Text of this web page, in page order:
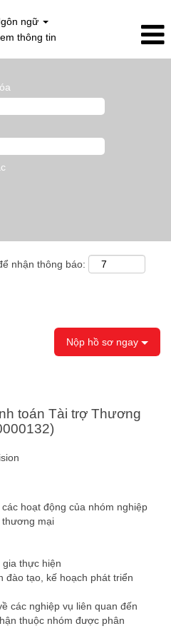
ngữ
thông tin
nhận thông báo:
Nộp hồ sơ ngay
toán Tài trợ Thương
hoạt động của nhóm nghiệp
thương mại
thực hiện
đào tạo, kế hoạch phát triển
các nghiệp vụ liên quan đến
thuộc nhóm được phân